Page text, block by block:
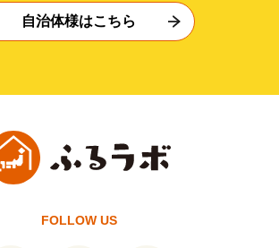
自治体様はこちら
FOLLOW US